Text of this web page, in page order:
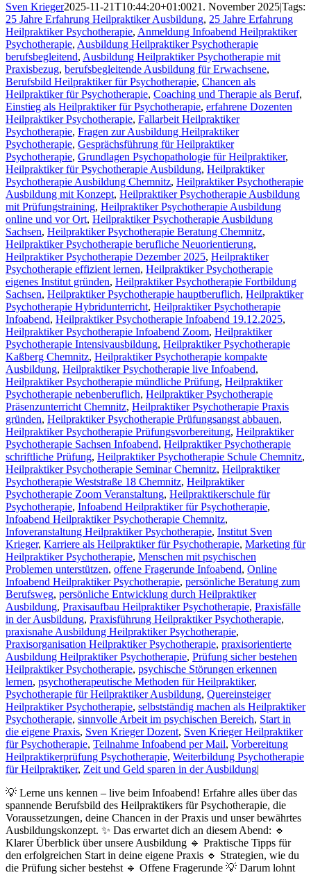
Sven Krieger2025-11-21T10:44:20+01:0021. November 2025|Tags:
25 Jahre Erfahrung Heilpraktiker Ausbildung, 25 Jahre Erfahrung
Heilpraktiker Psychotherapie, Anmeldung Infoabend Heilpraktiker
Psychotherapie, Ausbildung Heilpraktiker Psychotherapie
berufsbegleitend, Ausbildung Heilpraktiker Psychotherapie mit
Praxisbezug, berufsbegleitende Ausbildung für Erwachsene,
Berufsbild Heilpraktiker für Psychotherapie, Chancen als
Heilpraktiker für Psychotherapie, Coaching und Therapie als Beruf,
Einstieg als Heilpraktiker für Psychotherapie, erfahrene Dozenten
Heilpraktiker Psychotherapie, Fallarbeit Heilpraktiker
Psychotherapie, Fragen zur Ausbildung Heilpraktiker
Psychotherapie, Gesprächsführung für Heilpraktiker
Psychotherapie, Grundlagen Psychopathologie für Heilpraktiker,
Heilpraktiker für Psychotherapie Ausbildung, Heilpraktiker
Psychotherapie Ausbildung Chemnitz, Heilpraktiker Psychotherapie
Ausbildung mit Konzept, Heilpraktiker Psychotherapie Ausbildung
mit Prüfungstraining, Heilpraktiker Psychotherapie Ausbildung
online und vor Ort, Heilpraktiker Psychotherapie Ausbildung
Sachsen, Heilpraktiker Psychotherapie Beratung Chemnitz,
Heilpraktiker Psychotherapie berufliche Neuorientierung,
Heilpraktiker Psychotherapie Dezember 2025, Heilpraktiker
Psychotherapie effizient lernen, Heilpraktiker Psychotherapie
eigenes Institut gründen, Heilpraktiker Psychotherapie Fortbildung
Sachsen, Heilpraktiker Psychotherapie hauptberuflich, Heilpraktiker
Psychotherapie Hybridunterricht, Heilpraktiker Psychotherapie
Infoabend, Heilpraktiker Psychotherapie Infoabend 19.12.2025,
Heilpraktiker Psychotherapie Infoabend Zoom, Heilpraktiker
Psychotherapie Intensivausbildung, Heilpraktiker Psychotherapie
Kaßberg Chemnitz, Heilpraktiker Psychotherapie kompakte
Ausbildung, Heilpraktiker Psychotherapie live Infoabend,
Heilpraktiker Psychotherapie mündliche Prüfung, Heilpraktiker
Psychotherapie nebenberuflich, Heilpraktiker Psychotherapie
Präsenzunterricht Chemnitz, Heilpraktiker Psychotherapie Praxis
gründen, Heilpraktiker Psychotherapie Prüfungsangst abbauen,
Heilpraktiker Psychotherapie Prüfungsvorbereitung, Heilpraktiker
Psychotherapie Sachsen Infoabend, Heilpraktiker Psychotherapie
schriftliche Prüfung, Heilpraktiker Psychotherapie Schule Chemnitz,
Heilpraktiker Psychotherapie Seminar Chemnitz, Heilpraktiker
Psychotherapie Weststraße 18 Chemnitz, Heilpraktiker
Psychotherapie Zoom Veranstaltung, Heilpraktikerschule für
Psychotherapie, Infoabend Heilpraktiker für Psychotherapie,
Infoabend Heilpraktiker Psychotherapie Chemnitz,
Infoveranstaltung Heilpraktiker Psychotherapie, Institut Sven
Krieger, Karriere als Heilpraktiker für Psychotherapie, Marketing für
Heilpraktiker Psychotherapie, Menschen mit psychischen
Problemen unterstützen, offene Fragerunde Infoabend, Online
Infoabend Heilpraktiker Psychotherapie, persönliche Beratung zum
Berufsweg, persönliche Entwicklung durch Heilpraktiker
Ausbildung, Praxisaufbau Heilpraktiker Psychotherapie, Praxisfälle
in der Ausbildung, Praxisführung Heilpraktiker Psychotherapie,
praxisnahe Ausbildung Heilpraktiker Psychotherapie,
Praxisorganisation Heilpraktiker Psychotherapie, praxisorientierte
Ausbildung Heilpraktiker Psychotherapie, Prüfung sicher bestehen
Heilpraktiker Psychotherapie, psychische Störungen erkennen
lernen, psychotherapeutische Methoden für Heilpraktiker,
Psychotherapie für Heilpraktiker Ausbildung, Quereinsteiger
Heilpraktiker Psychotherapie, selbstständig machen als Heilpraktiker
Psychotherapie, sinnvolle Arbeit im psychischen Bereich, Start in
die eigene Praxis, Sven Krieger Dozent, Sven Krieger Heilpraktiker
für Psychotherapie, Teilnahme Infoabend per Mail, Vorbereitung
Heilpraktikerprüfung Psychotherapie, Weiterbildung Psychotherapie
für Heilpraktiker, Zeit und Geld sparen in der Ausbildung|
💡 Lerne uns kennen – live beim Infoabend! Erfahre alles über das
spannende Berufsbild des Heilpraktikers für Psychotherapie, die
Voraussetzungen, deine Chancen in der Praxis und unser bewährtes
Ausbildungskonzept. ✨ Das erwartet dich an diesem Abend: 🔹
Klarer Überblick über unsere Ausbildung 🔹 Praktische Tipps für
den erfolgreichen Start in deine eigene Praxis 🔹 Strategien, wie du
die Prüfung sicher bestehst 🔹 Offene Fragerunde 💡 Darum lohnt